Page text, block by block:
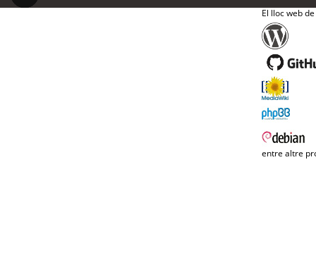
El lloc web
entre altre